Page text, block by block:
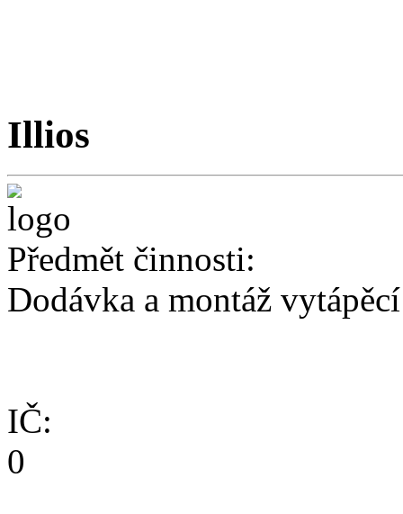
Illios
Předmět činnosti:
Dodávka a montáž
IČ:
0